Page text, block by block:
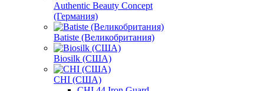
Authentic Beauty Concept
(Германия)
Batiste (Великобритания)
Biosilk (США)
CHI (США)